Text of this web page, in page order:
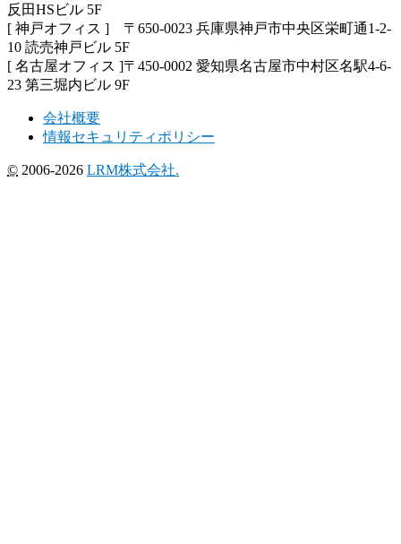
反田HSビル 5F
[ 神戸オフィス ] 〒650-0023 兵庫県神戸市中央区栄町通1-2-
10 読売神戸ビル 5F
[ 名古屋オフィス ]〒450-0002 愛知県名古屋市中村区名駅4-6-
23 第三堀内ビル 9F
会社概要
情報セキュリティポリシー
© 2006-2026 LRM株式会社.